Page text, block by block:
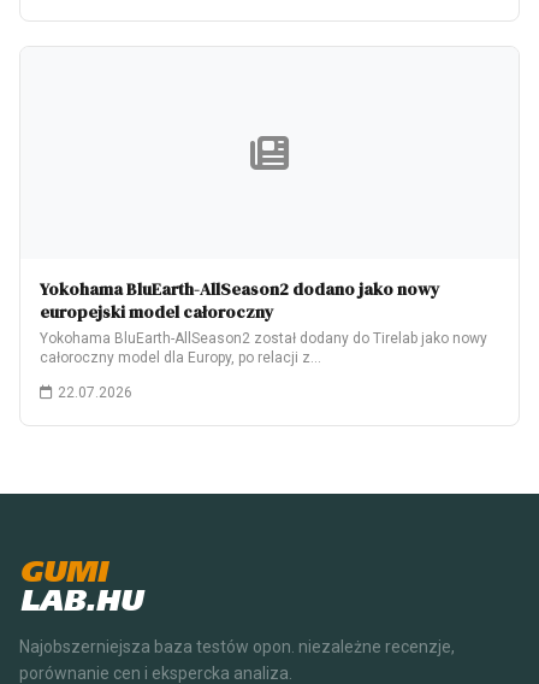
Yokohama BluEarth-AllSeason2 dodano jako nowy
europejski model całoroczny
Yokohama BluEarth-AllSeason2 został dodany do Tirelab jako nowy
całoroczny model dla Europy, po relacji z…
22.07.2026
GUMI
LAB.HU
Najobszerniejsza baza testów opon. niezależne recenzje,
porównanie cen i ekspercka analiza.